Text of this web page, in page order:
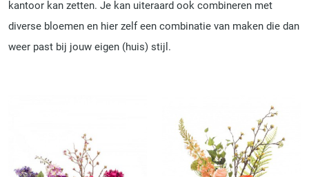
kantoor kan zetten. Je kan uiteraard ook combineren met
diverse bloemen en hier zelf een combinatie van maken die dan
weer past bij jouw eigen (huis) stijl.